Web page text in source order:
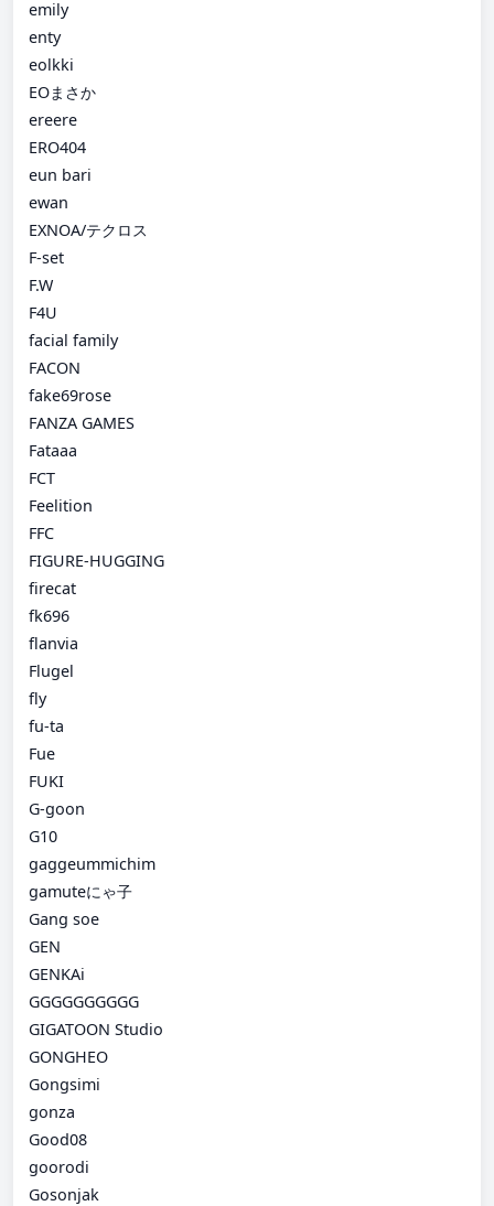
emily
enty
eolkki
EOまさか
ereere
ERO404
eun bari
ewan
EXNOA/テクロス
F-set
F.W
F4U
facial family
FACON
fake69rose
FANZA GAMES
Fataaa
FCT
Feelition
FFC
FIGURE-HUGGING
firecat
fk696
flanvia
Flugel
fly
fu-ta
Fue
FUKI
G-goon
G10
gaggeummichim
gamuteにゃ子
Gang soe
GEN
GENKAi
GGGGGGGGGG
GIGATOON Studio
GONGHEO
Gongsimi
gonza
Good08
goorodi
Gosonjak